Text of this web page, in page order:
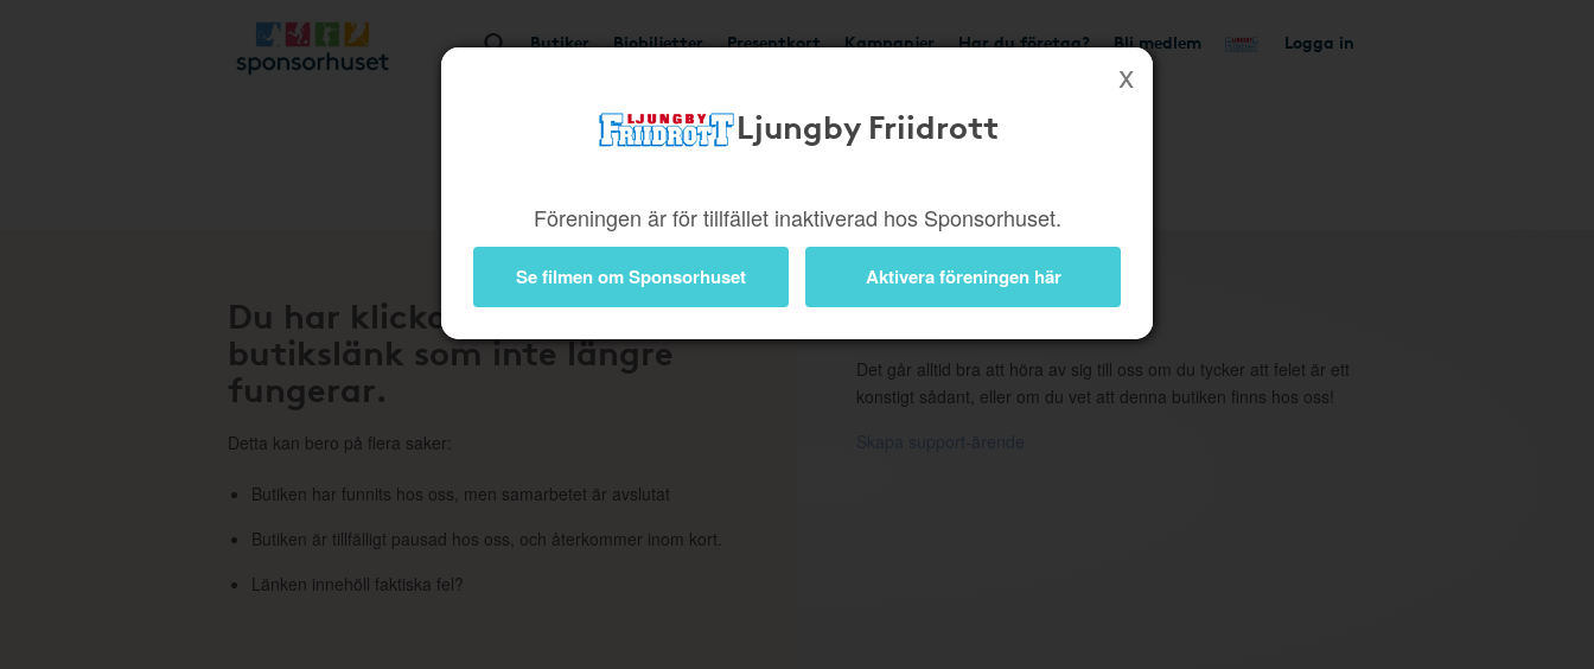
Butiker Biobiljetter Presentkort Kampanjer Har du företag? Bli medlem Logga in
Ljungby Friidrott
Föreningen är för tillfället inaktiverad hos Sponsorhuset.
Se filmen om Sponsorhuset Aktivera föreningen här
Du har klickat på en
butikslänk som inte längre
fungerar.
Detta kan bero på flera saker:
Butiken har funnits hos oss, men samarbetet är avslutat
Butiken är tillfälligt pausad hos oss, och återkommer inom kort.
Länken innehöll faktiska fel?
Support
Det går alltid bra att höra av sig till oss om du tycker att felet är ett
konstigt sådant, eller om du vet att denna butiken finns hos oss!
Skapa support-ärende